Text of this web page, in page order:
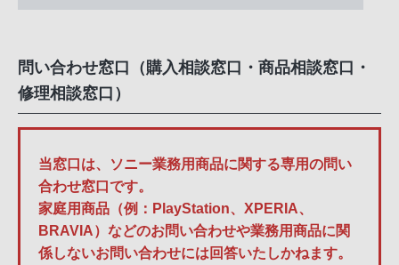
問い合わせ窓口（購入相談窓口・商品相談窓口・
修理相談窓口）
当窓口は、ソニー業務用商品に関する専用の問い
合わせ窓口です。
家庭用商品（例：PlayStation、XPERIA、
BRAVIA）などのお問い合わせや業務用商品に関
係しないお問い合わせには回答いたしかねます。